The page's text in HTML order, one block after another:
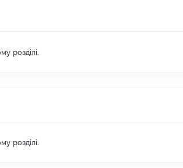
розділі.
розділі.